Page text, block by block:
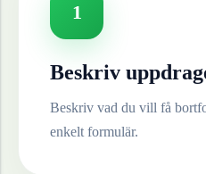
1
Beskriv
Beskriv vad du vill få
enkelt formulär.